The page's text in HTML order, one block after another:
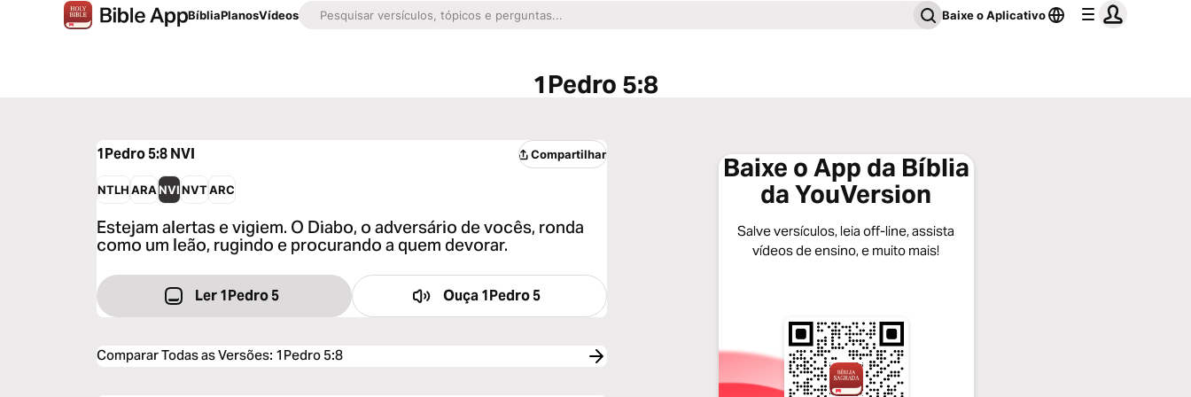
BíbliaPlanosVídeos Baixe o Aplicativo
1Pedro 5:8
1Pedro 5:8NVI Compartilhar
NTLH ARA NVI NVTARC
Estejam alertas e vigiem. O Diabo, o adversário de vocês, ronda
como um leão, rugindo e procurando a quem devorar.
Ler 1Pedro 5 Ouça1Pedro 5
Comparar Todas as Versões: 1Pedro 5:8
Baixe o App da Bíblia
da YouVersion
Salve versículos, leia off-line, assista
vídeos de ensino, e muito mais!